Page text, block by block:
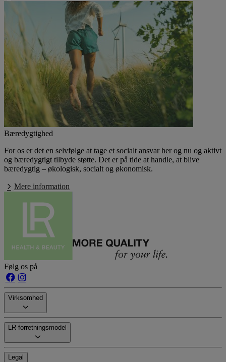
Bæredygtighed
For os er det en selvfølge at tage et socialt ansvar her og nu og aktivt
og bæredygtigt tilbyde støtte. Det er på tide at handle, at blive
bæredygtig – økologisk, socialt og økonomisk.
Mere information
Følg os på
Virksomhed
LR-forretningsmodel
Legal